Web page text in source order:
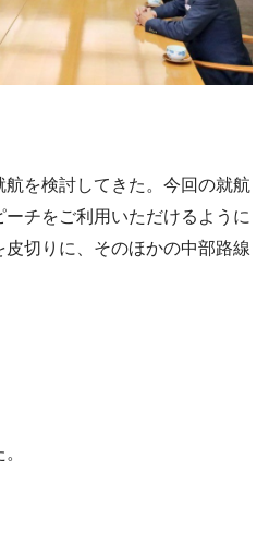
航を検討してきた。今回の就航
チをご利用いただけるように
切りに、そのほかの中部路線